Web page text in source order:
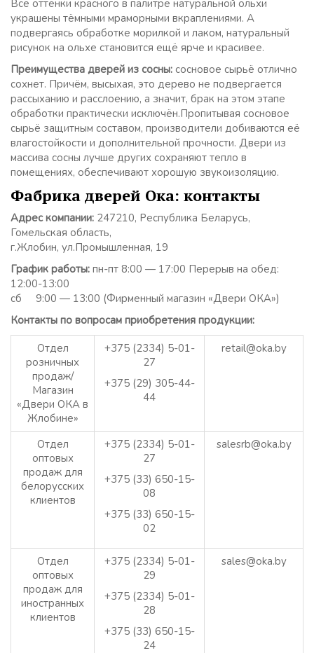
Все оттенки красного в палитре натуральной ольхи
украшены тёмными мраморными вкраплениями. А
подвергаясь обработке морилкой и лаком, натуральный
рисунок на ольхе становится ещё ярче и красивее.
Преимущества дверей из сосны: сосновое сырьё отлично
сохнет. Причём, высыхая, это дерево не подвергается
рассыханию и расслоению, а значит, брак на этом этапе
обработки практически исключён.Пропитывая сосновое
сырьё защитным составом, производители добиваются её
влагостойкости и дополнительной прочности. Двери из
массива сосны лучше других сохраняют тепло в
помещениях, обеспечивают хорошую звукоизоляцию.
Фабрика дверей Ока: контакты
Адрес компании: 247210, Республика Беларусь,
Гомельская область,
г.Жлобин, ул.Промышленная, 19
График работы: пн-пт 8:00 — 17:00 Перерыв на обед:
12:00-13:00
сб 9:00 — 13:00 (Фирменный магазин «Двери ОКА»)
Контакты по вопросам приобретения продукции:
Отдел
розничных
продаж/
Магазин
«Двери ОКА в
Жлобине»
+375 (2334) 5-01-
27
+375 (29) 305-44-
44
retail@oka.by
Отдел
оптовых
продаж для
белорусских
клиентов
+375 (2334) 5-01-
27
+375 (33) 650-15-
08
+375 (33) 650-15-
02
salesrb@oka.by
Отдел
оптовых
продаж для
иностранных
клиентов
+375 (2334) 5-01-
29
+375 (2334) 5-01-
28
+375 (33) 650-15-
24
sales@oka.by